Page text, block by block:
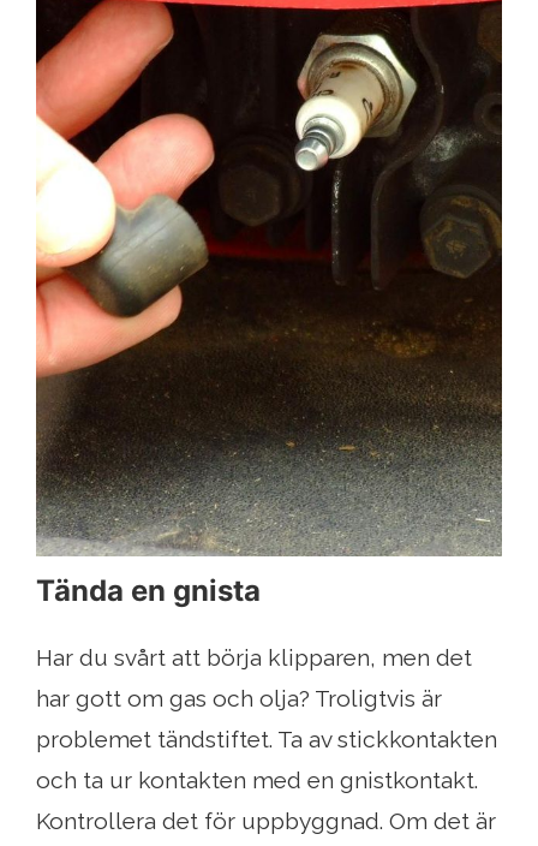
Tända en gnista
Har du svårt att börja klipparen, men det
har gott om gas och olja? Troligtvis är
problemet tändstiftet. Ta av stickkontakten
och ta ur kontakten med en gnistkontakt.
Kontrollera det för uppbyggnad. Om det är